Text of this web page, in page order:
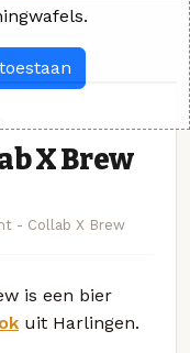
X Brew
- Collab X Brew
is een bier
uit Harlingen.